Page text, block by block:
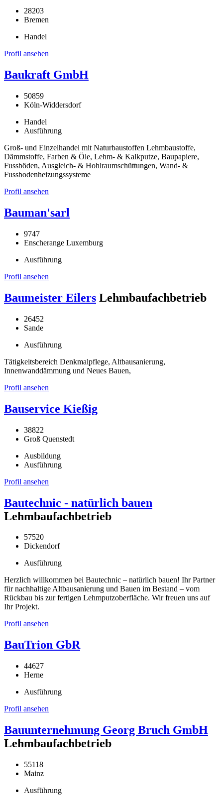
28203
Bremen
Handel
Profil ansehen
Baukraft GmbH
50859
Köln-Widdersdorf
Handel
Ausführung
Groß- und Einzelhandel mit Naturbaustoffen Lehmbaustoffe,
Dämmstoffe, Farben & Öle, Lehm- & Kalkputze, Baupapiere,
Fussböden, Ausgleich- & Hohlraumschüttungen, Wand- &
Fussbodenheizungssysteme
Profil ansehen
Bauman'sarl
9747
Enscherange Luxemburg
Ausführung
Profil ansehen
Baumeister Eilers Lehmbaufachbetrieb
26452
Sande
Ausführung
Tätigkeitsbereich Denkmalpflege, Altbausanierung,
Innenwanddämmung und Neues Bauen,
Profil ansehen
Bauservice Kießig
38822
Groß Quenstedt
Ausbildung
Ausführung
Profil ansehen
Bautechnic - natürlich bauen
Lehmbaufachbetrieb
57520
Dickendorf
Ausführung
Herzlich willkommen bei Bautechnic – natürlich bauen! Ihr Partner
für nachhaltige Altbausanierung und Bauen im Bestand – vom
Rückbau bis zur fertigen Lehmputzoberfläche. Wir freuen uns auf
Ihr Projekt.
Profil ansehen
BauTrion GbR
44627
Herne
Ausführung
Profil ansehen
Bauunternehmung Georg Bruch GmbH
Lehmbaufachbetrieb
55118
Mainz
Ausführung